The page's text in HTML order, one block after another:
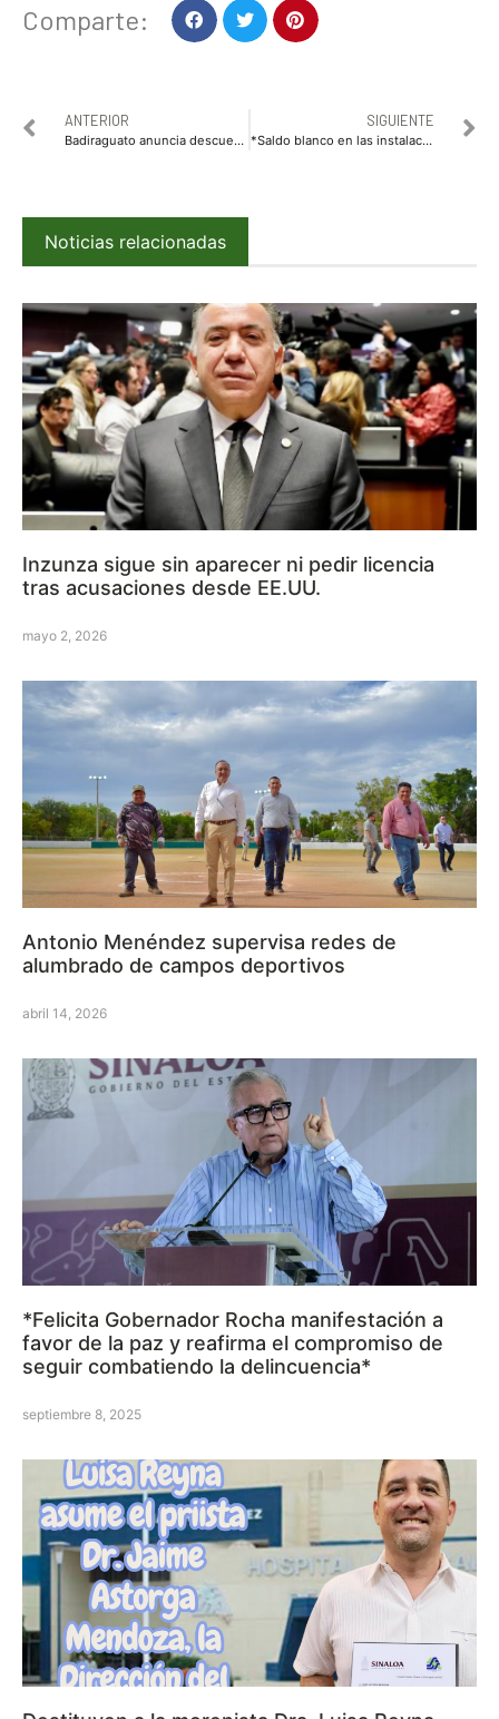
Comparte:
ANTERIOR
Badiraguato anuncia descuento del 100 % en multas y recargos del impuesto predial
SIGUIENTE
*Saldo blanco en las instalaciones de la Universidad; protocolo de seguridad cierra sin incidentes el periodo vacacional decembrino*
Noticias relacionadas
Inzunza sigue sin aparecer ni pedir licencia
tras acusaciones desde EE.UU.
mayo 2, 2026
Antonio Menéndez supervisa redes de
alumbrado de campos deportivos
abril 14, 2026
*Felicita Gobernador Rocha manifestación a
favor de la paz y reafirma el compromiso de
seguir combatiendo la delincuencia*
septiembre 8, 2025